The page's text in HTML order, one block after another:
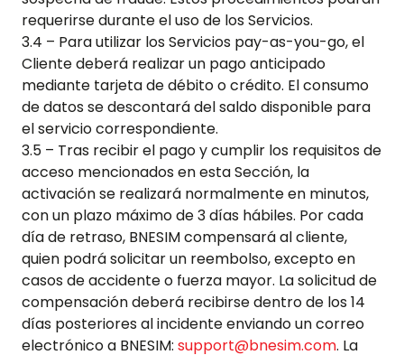
requerirse durante el uso de los Servicios.
3.4 – Para utilizar los Servicios pay-as-you-go, el
Cliente deberá realizar un pago anticipado
mediante tarjeta de débito o crédito. El consumo
de datos se descontará del saldo disponible para
el servicio correspondiente.
3.5 – Tras recibir el pago y cumplir los requisitos de
acceso mencionados en esta Sección, la
activación se realizará normalmente en minutos,
con un plazo máximo de 3 días hábiles. Por cada
día de retraso, BNESIM compensará al cliente,
quien podrá solicitar un reembolso, excepto en
casos de accidente o fuerza mayor. La solicitud de
compensación deberá recibirse dentro de los 14
días posteriores al incidente enviando un correo
electrónico a BNESIM: support@bnesim.com. La